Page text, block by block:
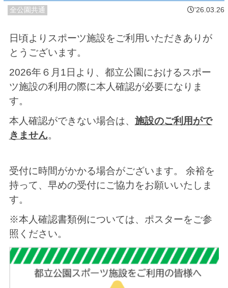
全公園共通 '26.03.26
日頃よりスポーツ施設をご利用いただきありが
とうございます。
2026年６月1日より、都立公園におけるスポー
ツ施設の利用の際に本人確認が必要になりま
す。
本人確認ができない場合は、 施設のご利用がで
きません。
受付に時間がかかる場合がございます。 余裕を
持って、早めの受付にご協力をお願いいたしま
す。
※本人確認書類例については、ポスターをご参
照ください。